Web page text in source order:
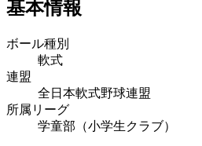
基本情報
ボール種別
軟式
連盟
全日本軟式野球連盟
所属リーグ
学童部（小学生クラブ）